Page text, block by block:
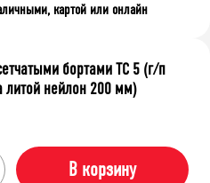
картой или онлайн
бортами ТС 5 (г/п
литой нейлон 200 мм)
В корзину